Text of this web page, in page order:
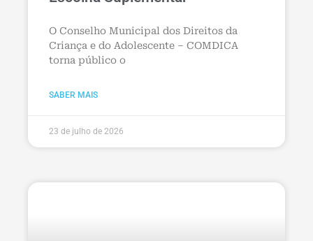
O Conselho Municipal dos Direitos da
Criança e do Adolescente – COMDICA
torna público o
SABER MAIS
23 de julho de 2026